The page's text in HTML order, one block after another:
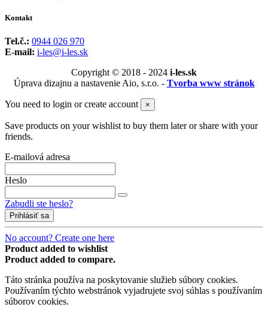
Kontakt
Tel.č.: 0944 026 970
E-mail: i-les@i-les.sk
Copyright © 2018 - 2024 i-les.sk
Úprava dizajnu a nastavenie Aio, s.r.o. - Tvorba www stránok
You need to login or create account ×
Save products on your wishlist to buy them later or share with your
friends.
E-mailová adresa
Heslo
Zabudli ste heslo?
Prihlásiť sa
No account? Create one here
Product added to wishlist
Product added to compare.
Táto stránka používa na poskytovanie služieb súbory cookies.
Používaním týchto webstránok vyjadrujete svoj súhlas s používaním
súborov cookies.